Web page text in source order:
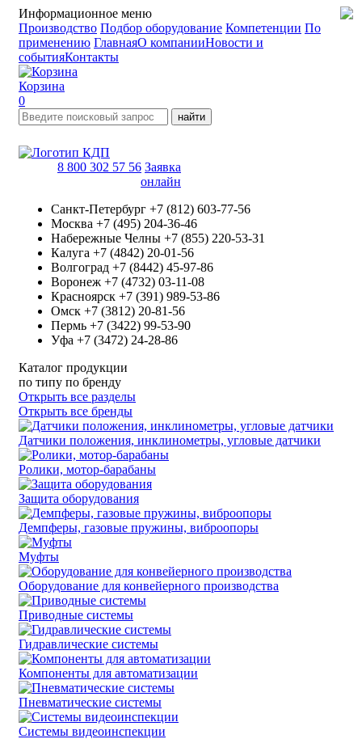
Информационное меню
Производство Подбор оборудование Компетенции По
применению ГлавнаяО компанииНовости и
событияКонтакты
Корзина
0
найти
8 800 302 57 56 Заявка
онлайн
Санкт-Петербург +7 (812) 603-77-56
Москва +7 (495) 204-36-46
Набережные Челны +7 (855) 220-53-31
Калуга +7 (4842) 20-01-56
Волгоград +7 (8442) 45-97-86
Воронеж +7 (4732) 03-11-08
Красноярск +7 (391) 989-53-86
Омск +7 (3812) 20-81-56
Пермь +7 (3422) 99-53-90
Уфа +7 (3472) 24-28-86
Каталог продукции
по типу по бренду
Открыть все разделы
Открыть все бренды
Датчики положения, инклинометры, угловые датчики
Ролики, мотор-барабаны
Защита оборудования
Демпферы, газовые пружины, виброопоры
Муфты
Оборудование для конвейерного производства
Приводные системы
Гидравлические системы
Компоненты для автоматизации
Пневматические системы
Системы видеоинспекции